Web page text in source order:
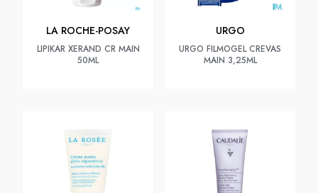
LA ROCHE-POSAY
LIPIKAR XERAND CR MAIN
50ML
URGO
URGO FILMOGEL CREVAS
MAIN 3,25ML